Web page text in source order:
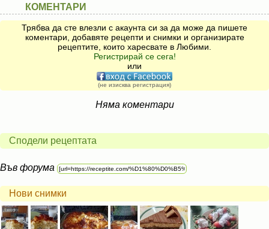
КОМЕНТАРИ
Трябва да сте влезли с акаунта си за да може да пишете
коментари, добавяте рецепти и снимки и организирате
рецептите, които харесвате в Любими.
Регистрирай се сега!
или
(не изисква регистрация)
Няма коментари
Сподели рецептата
Във форума
Нови снимки